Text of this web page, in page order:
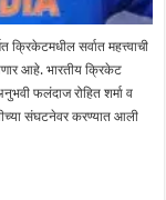
सर्वात महत्त्वाची
आहे. भारतीय क्रिकेट
फलंदाज रोहित शर्मा व
संघटनेवर करण्यात आली